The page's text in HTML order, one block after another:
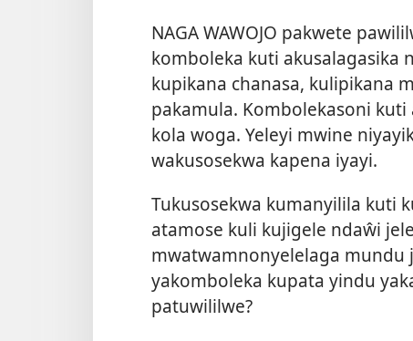
NAGA WAWOJO pakwete
komboleka kuti akusalagasika
kupikana chanasa, kulipikana
pakamula. Kombolekasoni
kola woga. Yeleyi mwine
wakusosekwa kapena iyayi.
Tukusosekwa kumanyilila kuti
atamose kuli kujigele ndaŵi
mwatwamnonyelelaga mundu
yakomboleka kupata yindu
patuwililwe?